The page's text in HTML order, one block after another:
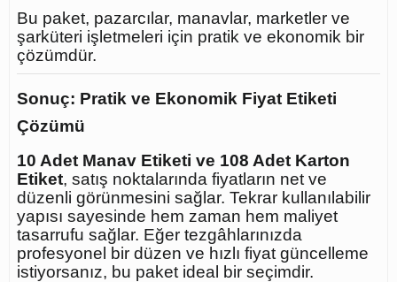
Bu paket, pazarcılar, manavlar, marketler ve
şarküteri işletmeleri için pratik ve ekonomik bir
çözümdür.
Sonuç: Pratik ve Ekonomik Fiyat Etiketi
Çözümü
10 Adet Manav Etiketi ve 108 Adet Karton
Etiket, satış noktalarında fiyatların net ve
düzenli görünmesini sağlar. Tekrar kullanılabilir
yapısı sayesinde hem zaman hem maliyet
tasarrufu sağlar. Eğer tezgâhlarınızda
profesyonel bir düzen ve hızlı fiyat güncelleme
istiyorsanız, bu paket ideal bir seçimdir.